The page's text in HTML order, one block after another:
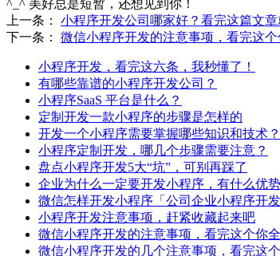
^_^ 美好总是短暂，还想见到你！
上一条： 小程序开发公司哪家好？看完这篇文章
下一条： 微信小程序开发的注意事项，看完这
小程序开发，看完这六条，我秒懂了！
有哪些靠谱的小程序开发公司？
小程序SaaS 平台是什么？
定制开发一款小程序的步骤是怎样的
开发一个小程序需要掌握哪些知识和技术？
小程序定制开发，哪几个步骤需要注意？
盘点小程序开发5大“坑”，可别再踩了
企业为什么一定要开发小程序，有什么优
微信怎样开发小程序「公司企业小程序开发
小程序开发注意事项，赶紧收藏起来吧
微信小程序开发的注意事项，看完这个你
微信小程序开发的几个注意事项，看完这